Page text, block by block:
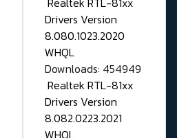
Drivers Version
8.080.1023.2020
WHQL
Downloads: 454949
Realtek RTL-81xx
Drivers Version
8.082.0223.2021